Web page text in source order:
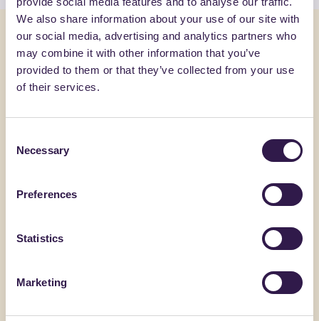
We also share information about your use of our site with
our social media, advertising and analytics partners who
may combine it with other information that you’ve
provided to them or that they’ve collected from your use
of their services.
Selection
Necessary
Preferences
Statistics
Marketing
Ultime notizie e aggiornamenti
News 17.07.26
riconosciuta da EA
riconoscimento dello schema ReMade da parte dei
47 enti di accreditamento nazionali che ne fanno parte
e consente agli Enti nazionali di accreditamento di
accreditare gli Organismi di certificazione che
Leggi altro